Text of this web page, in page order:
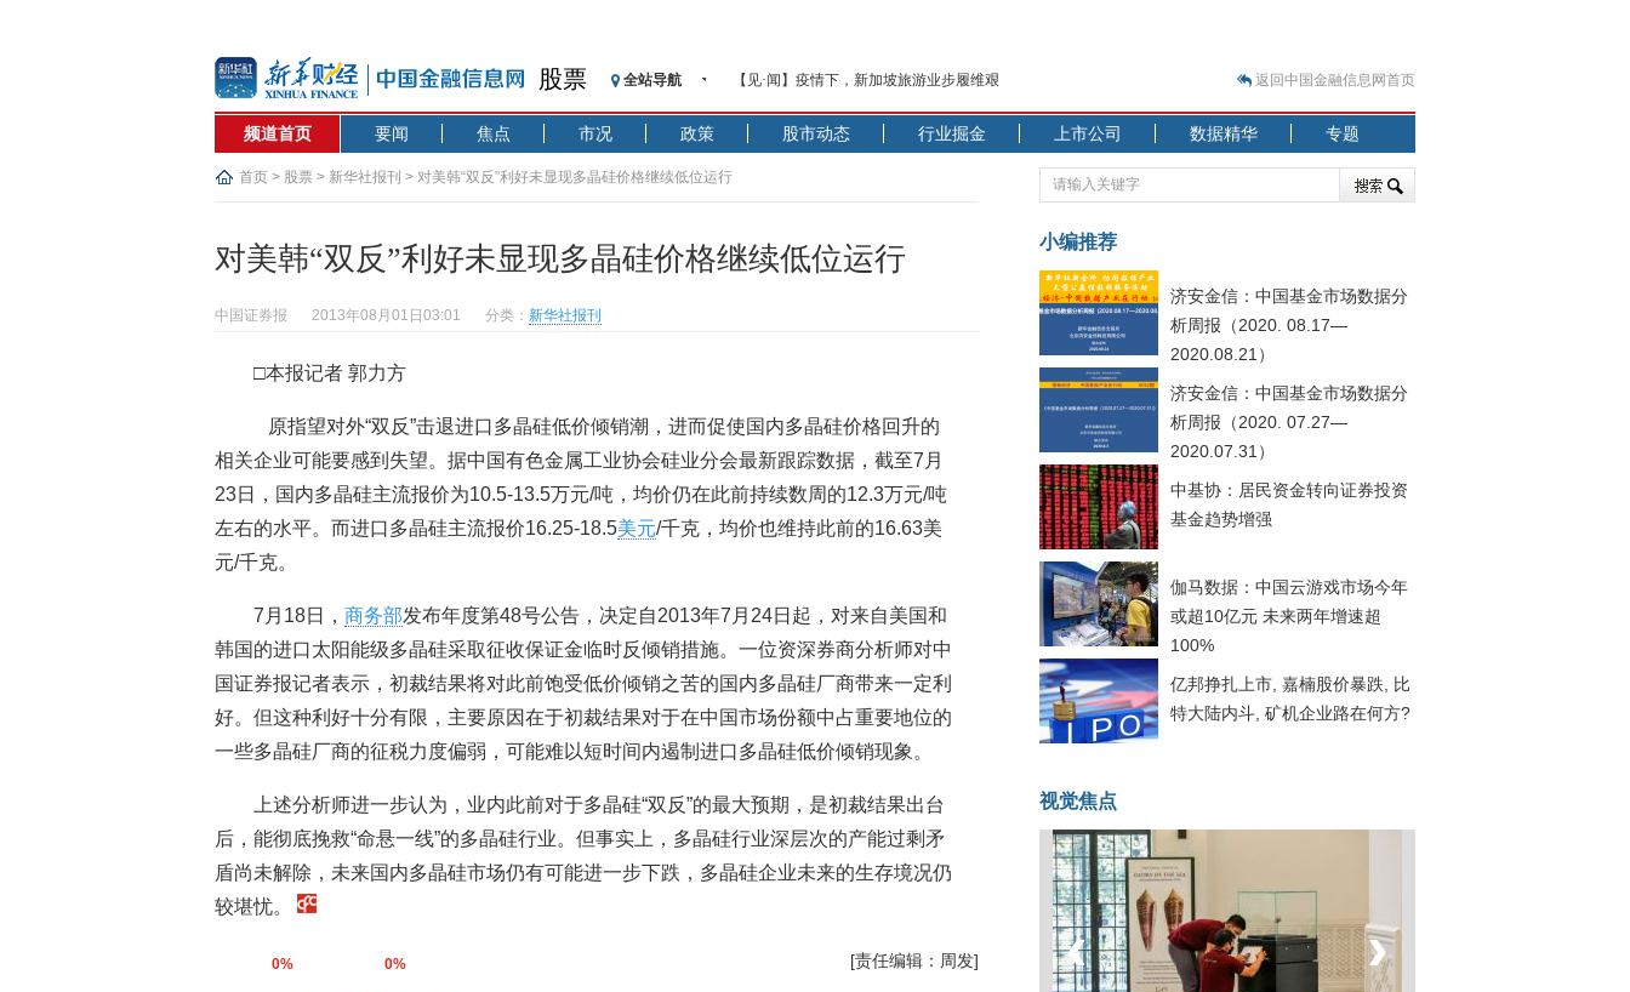
股票 全站导航
【见·闻】疫情下，新加坡旅游业步履维艰
记者手记：疫情下的香港零售业如何浴火重生？
【见·闻】疫情下一家香港传统零售商的转型突围之旅
济安金信：中国基金市场数据分析周报（2020. 07.27—2020.07.31）
【新华财经调查】同业存单、结构性存款玩起“跷跷板” 结构性失衡藏
央行公开市场净投放300亿元 短端资金利率明显下行
基本面及股市双轮冲击 债市回调十年期债表现最弱
沥青期货连续两日涨逾3% 沪银及两粕涨势喜人
恒生聚源：北斗收官之星发射成功，全产业链解析
返回中国金融信息网首页
频道首页 要闻 焦点 市况 政策 股市动态 行业掘金 上市公司 数据精华 专题
首页 > 股票 > 新华社报刊 > 对美韩“双反”利好未显现多晶硅价格继续低位运行
对美韩“双反”利好未显现多晶硅价格继续低位运行
中国证券报 2013年08月01日03:01 分类： 新华社报刊
□本报记者 郭力方
原指望对外“双反”击退进口多晶硅低价倾销潮，进而促使国内多晶硅价格回升的
相关企业可能要感到失望。据中国有色金属工业协会硅业分会最新跟踪数据，截至7月
23日，国内多晶硅主流报价为10.5-13.5万元/吨，均价仍在此前持续数周的12.3万元/吨
左右的水平。而进口多晶硅主流报价16.25-18.5美元/千克，均价也维持此前的16.63美
元/千克。
7月18日， 商务部发布年度第48号公告，决定自2013年7月24日起，对来自美国和
韩国的进口太阳能级多晶硅采取征收保证金临时反倾销措施。一位资深券商分析师对中
国证券报记者表示，初裁结果将对此前饱受低价倾销之苦的国内多晶硅厂商带来一定利
好。但这种利好十分有限，主要原因在于初裁结果对于在中国市场份额中占重要地位的
一些多晶硅厂商的征税力度偏弱，可能难以短时间内遏制进口多晶硅低价倾销现象。
上述分析师进一步认为，业内此前对于多晶硅“双反”的最大预期，是初裁结果出台
后，能彻底挽救“命悬一线”的多晶硅行业。但事实上，多晶硅行业深层次的产能过剩矛
盾尚未解除，未来国内多晶硅市场仍有可能进一步下跌，多晶硅企业未来的生存境况仍
较堪忧。
0% 0% [责任编辑：周发]
小编推荐
济安金信：中国基金市场数据分
析周报（2020. 08.17—
2020.08.21）
济安金信：中国基金市场数据分
析周报（2020. 07.27—
2020.07.31）
中基协：居民资金转向证券投资
基金趋势增强
伽马数据：中国云游戏市场今年
或超10亿元 未来两年增速超
100%
亿邦挣扎上市, 嘉楠股价暴跌, 比
特大陆内斗, 矿机企业路在何方?
视觉焦点
‹ ›